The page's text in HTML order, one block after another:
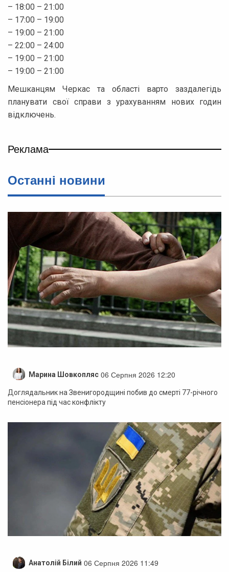
– 18:00 – 21:00
– 17:00 – 19:00
– 19:00 – 21:00
– 22:00 – 24:00
– 19:00 – 21:00
– 19:00 – 21:00
Мешканцям Черкас та області варто заздалегідь
планувати свої справи з урахуванням нових годин
відключень.
Реклама
Останні новини
Марина Шовкопляс 06 Серпня 2026 12:20
Доглядальник на Звенигородщині побив до смерті 77-річного
пенсіонера під час конфлікту
Анатолій Білий 06 Серпня 2026 11:49